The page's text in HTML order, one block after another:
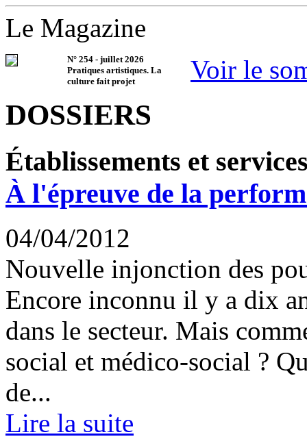
Le Magazine
N° 254 - juillet 2026
Pratiques artistiques. La
culture fait projet
Voir le
DOSSIERS
Établissements et
À l'épreuve de la
04/04/2012
Nouvelle injonction des
Encore inconnu il y a dix
dans le secteur. Mais
social et médico-social ?
de...
Lire la suite